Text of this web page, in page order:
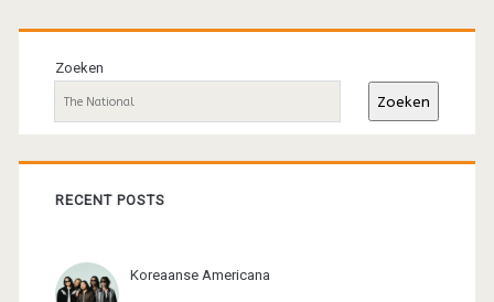
Primaire
sidebar
Zoeken
Zoeken
RECENT POSTS
Koreaanse Americana